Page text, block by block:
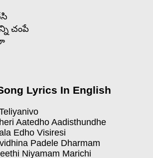
చంపే
Lyrics In English
Aatedho Aadisthundhe
Edho Visiresi
Padele Dharmam
Niyamam Marichi